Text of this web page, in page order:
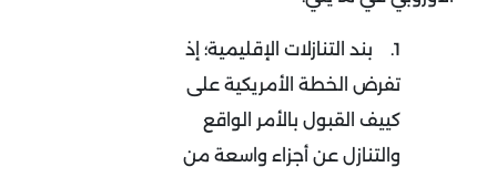
1.
بند التنازلات الإقليمية؛ إذ
تفرض الخطة الأمريكية على
كييف القبول بالأمر الواقع
والتنازل عن أجزاء واسعة من